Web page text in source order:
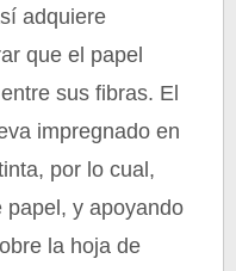
adquiere
que el papel
sus fibras. El
impregnado en
por lo cual,
papel, y apoyando
la hoja de